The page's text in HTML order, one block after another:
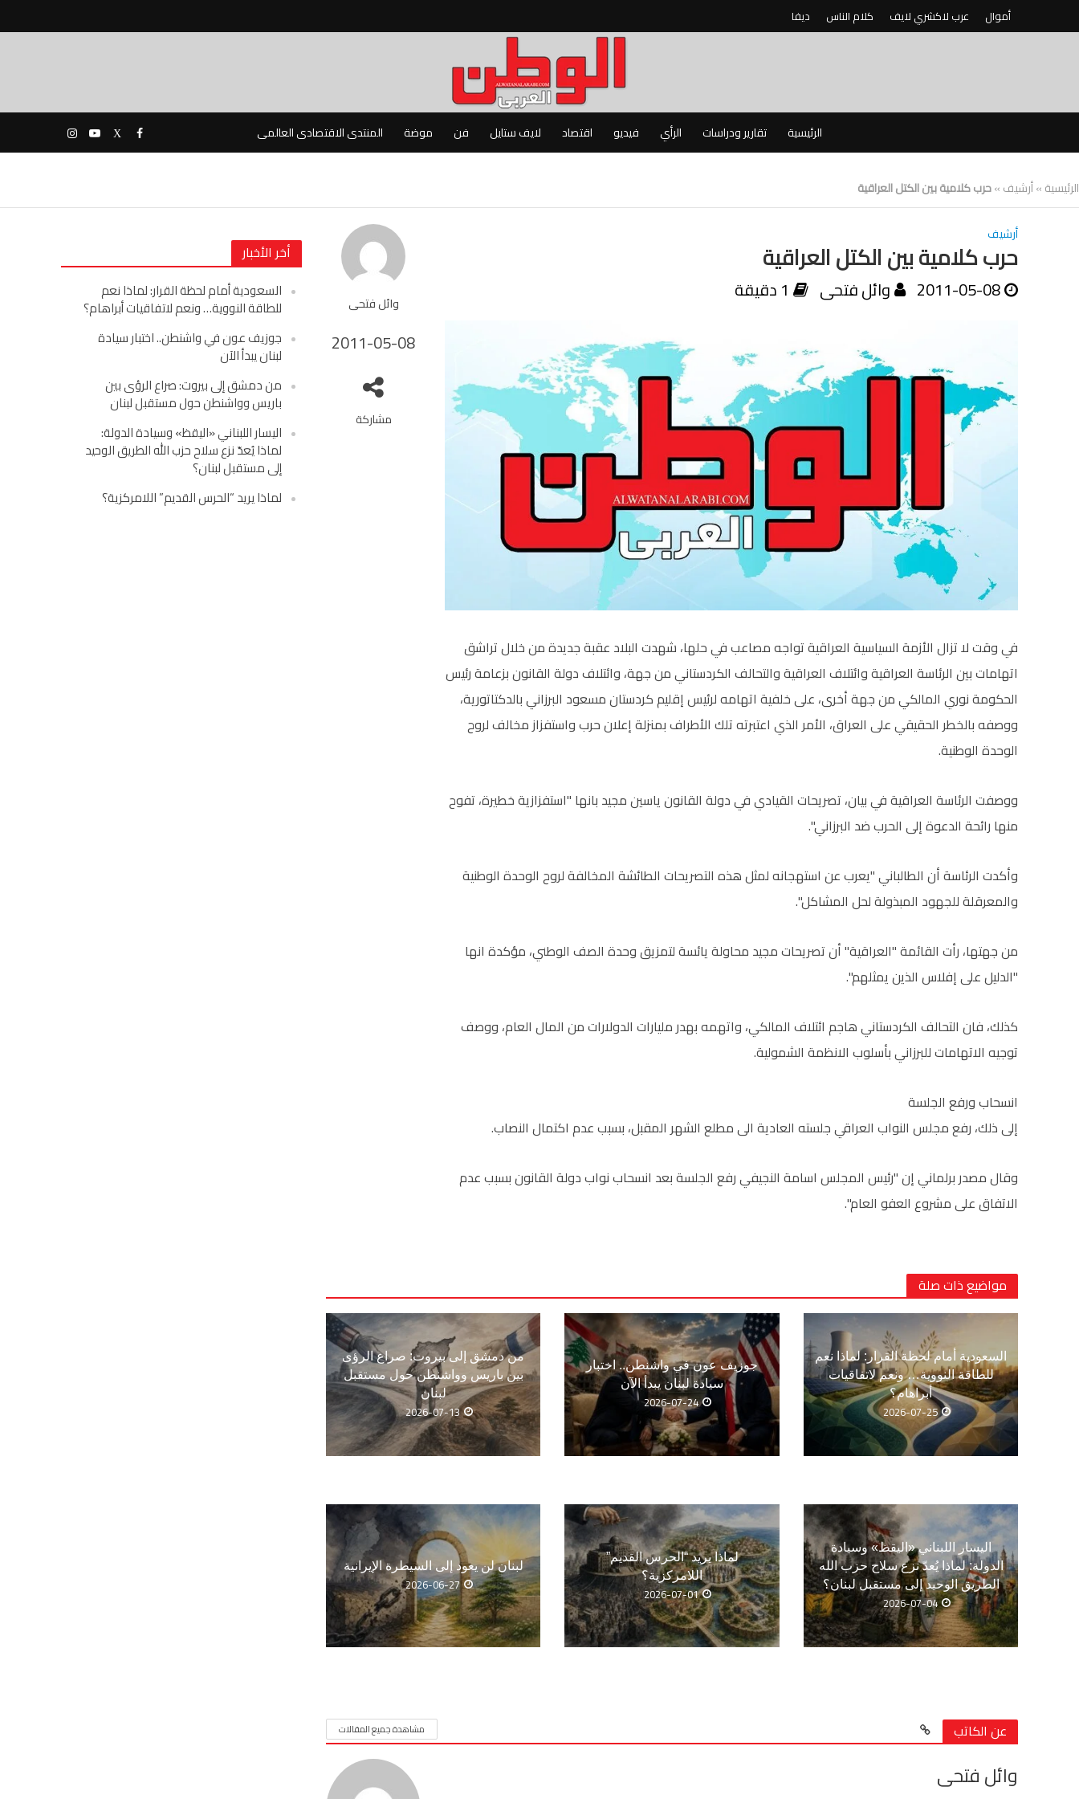
أموال عرب لاكشري لايف كلام الناس ديفا
الرئيسية تقارير ودراسات الرأي فيديو اقتصاد لايف ستايل فن موضة المنتدى الاقتصادى العالمى
الرئيسية»أرشيف»حرب كلامية بين الكتل العراقية
أخر الأخبار
السعودية أمام لحظة القرار: لماذا نعم
للطاقة النووية… ونعم لاتفاقيات أبراهام؟
جوزيف عون في واشنطن.. اختبار سيادة
لبنان يبدأ الآن
من دمشق إلى بيروت: صراع الرؤى بين
باريس وواشنطن حول مستقبل لبنان
اليسار اللبناني «اليقظ» وسيادة الدولة:
لماذا يُعدّ نزع سلاح حزب الله الطريق الوحيد
إلى مستقبل لبنان؟
لماذا يريد “الحرس القديم” اللامركزية؟
وائل فتحى
2011-05-08
مشاركة
أرشيف
حرب كلامية بين الكتل العراقية
2011-05-08 وائل فتحى 1 دقيقة
في وقت لا تزال الأزمة السياسية العراقية تواجه مصاعب في حلها، شهدت البلاد عقبة جديدة من خلال تراشق
اتهامات بين الرئاسة العراقية وائتلاف العراقية والتحالف الكردستاني من جهة، وائتلاف دولة القانون بزعامة رئيس
الحكومة نوري المالكي من جهة أخرى، على خلفية اتهامه لرئيس إقليم كردستان مسعود البرزاني بالدكتاتورية،
ووصفه بالخطر الحقيقي على العراق، الأمر الذي اعتبرته تلك الأطراف بمنزلة إعلان حرب واستفزاز مخالف لروح
الوحدة الوطنية.
ووصفت الرئاسة العراقية في بيان، تصريحات القيادي في دولة القانون ياسين مجيد بانها "استفزازية خطيرة، تفوح
منها رائحة الدعوة إلى الحرب ضد البرزاني".
وأكدت الرئاسة أن الطالباني "يعرب عن استهجانه لمثل هذه التصريحات الطائشة المخالفة لروح الوحدة الوطنية
والمعرقلة للجهود المبذولة لحل المشاكل".
من جهتها، رأت القائمة "العراقية" أن تصريحات مجيد محاولة يائسة لتمزيق وحدة الصف الوطني، مؤكدة انها
"الدليل على إفلاس الذين يمثلهم".
كذلك، فان التحالف الكردستاني هاجم ائتلاف المالكي، واتهمه بهدر مليارات الدولارات من المال العام، ووصف
توجيه الاتهامات للبرزاني بأسلوب الانظمة الشمولية.
انسحاب ورفع الجلسة
إلى ذلك، رفع مجلس النواب العراقي جلسته العادية الى مطلع الشهر المقبل، بسبب عدم اكتمال النصاب.
وقال مصدر برلماني إن "رئيس المجلس اسامة النجيفي رفع الجلسة بعد انسحاب نواب دولة القانون بسبب عدم
الاتفاق على مشروع العفو العام".
مواضيع ذات صلة
السعودية أمام لحظة القرار: لماذا نعم
للطاقة النووية… ونعم لاتفاقيات
أبراهام؟
2026-07-25
جوزيف عون في واشنطن.. اختبار
سيادة لبنان يبدأ الآن
2026-07-24
من دمشق إلى بيروت: صراع الرؤى
بين باريس وواشنطن حول مستقبل
لبنان
2026-07-13
اليسار اللبناني «اليقظ» وسيادة
الدولة: لماذا يُعدّ نزع سلاح حزب الله
الطريق الوحيد إلى مستقبل لبنان؟
2026-07-04
لماذا يريد “الحرس القديم”
اللامركزية؟
2026-07-01
لبنان لن يعود إلى السيطرة الإيرانية
2026-06-27
عن الكاتب مشاهدة جميع المقالات
وائل فتحى